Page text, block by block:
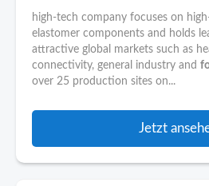
high-tech company focuses on
elastomer components and holds
attractive global markets such as
connectivity, general industry and
over 25 production sites on...
Jetzt